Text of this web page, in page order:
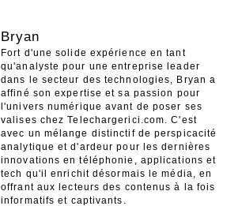
Bryan
Fort d'une solide expérience en tant
qu'analyste pour une entreprise leader
dans le secteur des technologies, Bryan a
affiné son expertise et sa passion pour
l'univers numérique avant de poser ses
valises chez Telechargerici.com. C'est
avec un mélange distinctif de perspicacité
analytique et d'ardeur pour les dernières
innovations en téléphonie, applications et
tech qu'il enrichit désormais le média, en
offrant aux lecteurs des contenus à la fois
informatifs et captivants.